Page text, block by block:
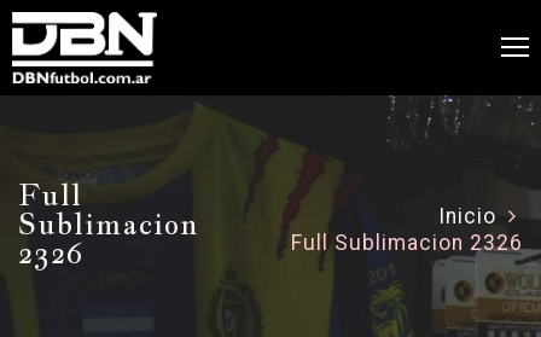
Full
Sublimacion
2326
Inicio
Full Sublimacion 2326